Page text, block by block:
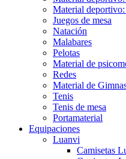
Material
Juegos de mesa
Natación
Malabares
Pelotas
Material de
Redes
Material de
Tenis
Tenis de mesa
Portamaterial
Equipaciones
Luanvi
Camisetas